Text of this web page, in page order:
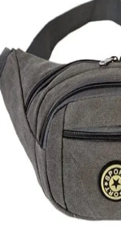
Quick
Εξαντλημένο
ΑΝΔΡΙΚΑ
Τσαντάκι